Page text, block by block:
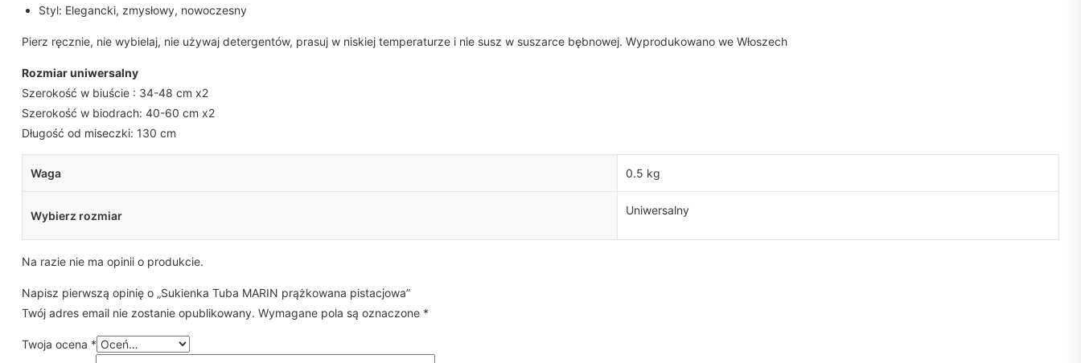
Styl: Elegancki, zmysłowy, nowoczesny
Pierz ręcznie, nie wybielaj, nie używaj detergentów, prasuj w niskiej temperaturze i nie susz w suszarce bębnowej. Wyprodukowano we Włoszech
Rozmiar uniwersalny
Szerokość w biuście : 34-48 cm x2
Szerokość w biodrach: 40-60 cm x2
Długość od miseczki: 130 cm
Waga 0.5 kg
Wybierz rozmiar Uniwersalny
Na razie nie ma opinii o produkcie.
Napisz pierwszą opinię o „Sukienka Tuba MARIN prążkowana pistacjowa”
Twój adres email nie zostanie opublikowany. Wymagane pola są oznaczone *
Twoja ocena *